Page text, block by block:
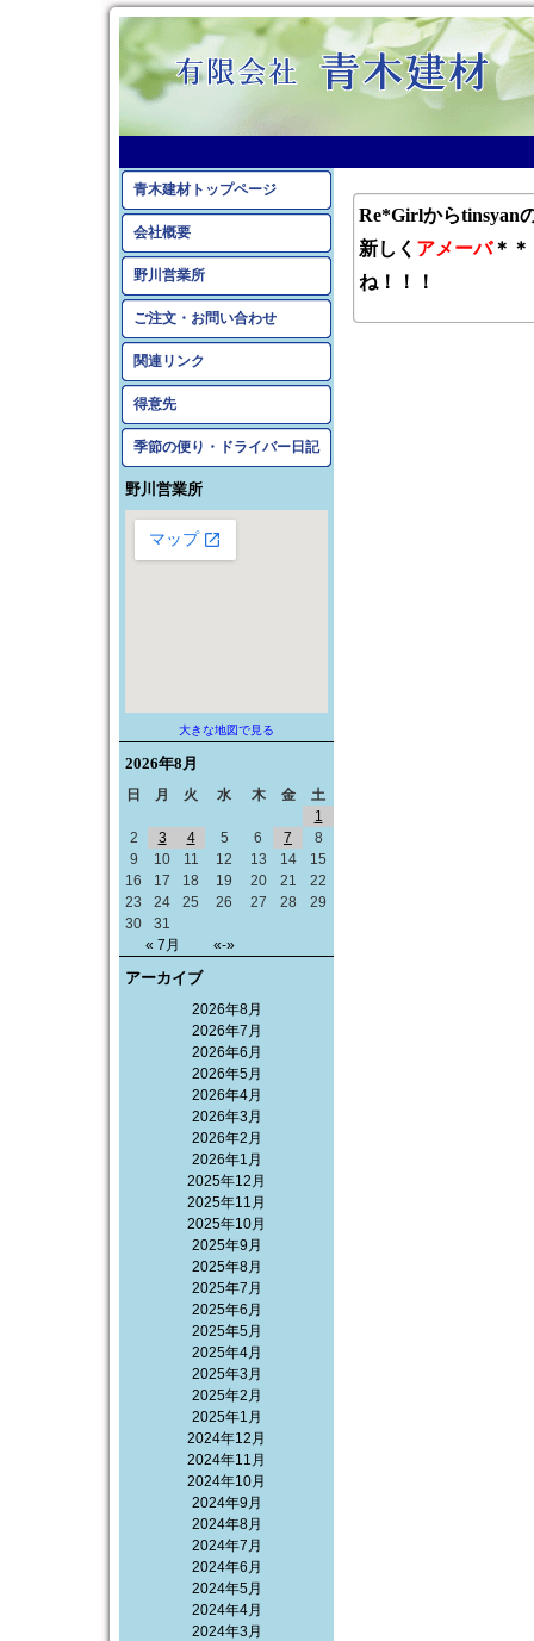
青木建材トップページ
会社概要
野川営業所
ご注文・お問い合わせ
関連リンク
得意先
季節の便り・ドライバー日記
野川営業所
大きな地図で見る
2026年8月
日 月 火 水 木 金 土
« 7月 «-»
1
2
3 4 5 6 7
8
9
10 11 12 13 14
15
16
17 18 19 20 21
22
23
24 25 26 27 28
29
30
31
アーカイブ
2026年8月
2026年7月
2026年6月
2026年5月
2026年4月
2026年3月
2026年2月
2026年1月
2025年12月
2025年11月
2025年10月
2025年9月
2025年8月
2025年7月
2025年6月
2025年5月
2025年4月
2025年3月
2025年2月
2025年1月
2024年12月
2024年11月
2024年10月
2024年9月
2024年8月
2024年7月
2024年6月
2024年5月
2024年4月
2024年3月
Re*Girlからtinsyan
新しく アメーバ＊＊
ね！！！